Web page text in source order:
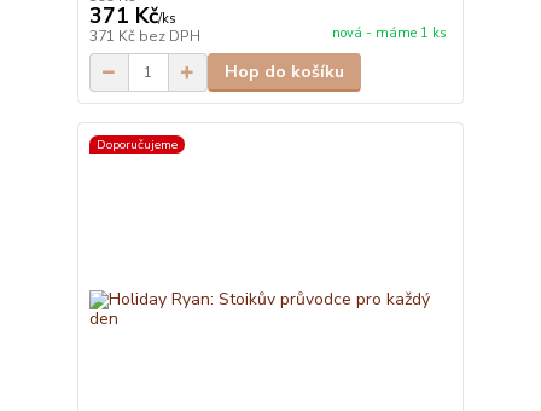
371 Kč/ks
371 Kč bez DPH nová - máme 1 ks
Hop do košíku
Doporučujeme